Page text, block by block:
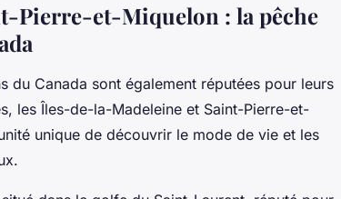
Pierre-et-Miquelon : la pêche
du Canada sont également réputées pour leurs
les Îles-de-la-Madeleine et Saint-Pierre-et-
unique de découvrir le mode de vie et les